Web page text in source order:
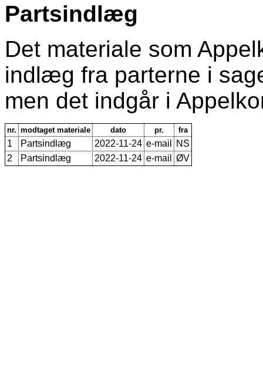
Partsindlæg
Det materiale som
indlæg fra parterne i
men det indgår i
nr. modtaget materiale dato pr. fra
1 Partsindlæg 2022-11-24 e-mail
NS
2
Partsindlæg 2022-11-24 e-mail ØV